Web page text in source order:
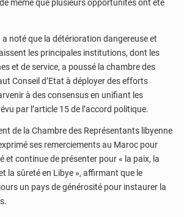
même que plusieurs opportunités ont été
a noté que la détérioration dangereuse et
les principales institutions, dont les
et de service, a poussé la chambre des
Conseil d’Etat à déployer des efforts
à des consensus en unifiant les
par l’article 15 de l’accord politique.
de la Chambre des Représentants libyenne
ses remerciements au Maroc pour
et continue de présenter pour « la paix, la
la sûreté en Libye », affirmant que le
un pays de générosité pour instaurer la